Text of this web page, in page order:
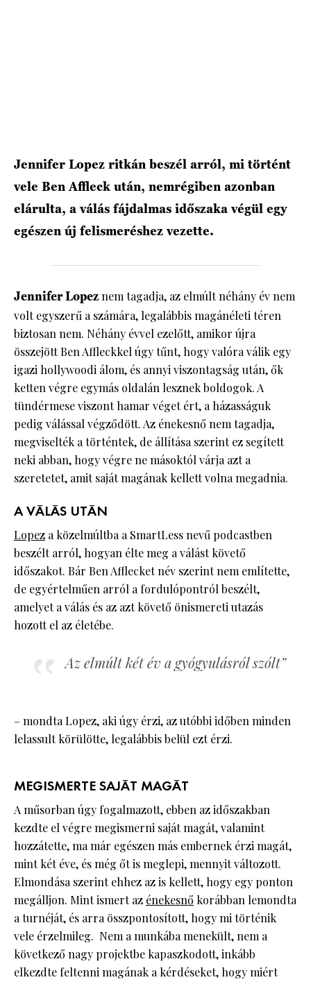
Jennifer Lopez ritkán beszél arról, mi történt
vele Ben Affleck után, nemrégiben azonban
elárulta, a válás fájdalmas időszaka végül egy
egészen új felismeréshez vezette.
Jennifer Lopeznem tagadja, az elmúlt néhány év nem
volt egyszerű a számára, legalábbis magánéleti téren
biztosan nem. Néhány évvel ezelőtt, amikor újra
összejött Ben Affleckkel úgy tűnt, hogy valóra válik egy
igazi hollywoodi álom, és annyi viszontagság után, ők
ketten végre egymás oldalán lesznek boldogok. A
tündérmese viszont hamar véget ért, a házasságuk
pedig válással végződött. Az énekesnő nem tagadja,
megviselték a történtek, de állítása szerint ez segített
neki abban, hogy végre ne másoktól várja azt a
szeretetet, amit saját magának kellett volna megadnia.
A VÁLÁS UTÁN
Lopez a közelmúltba a SmartLess nevű podcastben
beszélt arról, hogyan élte meg a válást követő
időszakot. Bár Ben Afflecket név szerint nem említette,
de egyértelműen arról a fordulópontról beszélt,
amelyet a válás és az azt követő önismereti utazás
hozott el az életébe.
Az elmúlt két év a gyógyulásról szólt”
– mondta Lopez, aki úgy érzi, az utóbbi időben minden
lelassult körülötte, legalábbis belül ezt érzi.
MEGISMERTE SAJÁT MAGÁT
A műsorban úgy fogalmazott, ebben az időszakban
kezdte el végre megismerni saját magát, valamint
hozzátette, ma már egészen más embernek érzi magát,
mint két éve, és még őt is meglepi, mennyit változott.
Elmondása szerint ehhez az is kellett, hogy egy ponton
megálljon. Mint ismert az énekesnő korábban lemondta
a turnéját, és arra összpontosított, hogy mi történik
vele érzelmileg. Nem a munkába menekült, nem a
következő nagy projektbe kapaszkodott, inkább
elkezdte feltenni magának a kérdéseket, hogy miért